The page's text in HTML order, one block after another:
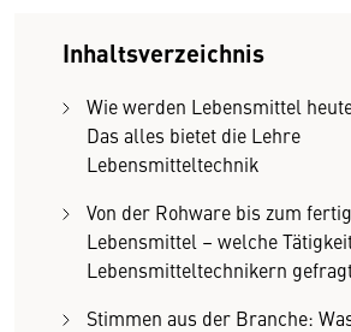
Inhaltsverzeichnis
Wie werden Lebensmittel
Das alles bietet die Lehre
Lebensmitteltechnik
Von der Rohware bis zum
Lebensmittel – welche
Lebensmitteltechnikern
Stimmen aus der Branche: